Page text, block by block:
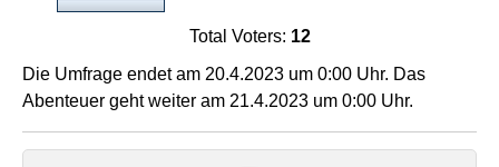
Total Voters: 12
Die Umfrage endet am 20.4.2023 um 0:00 Uhr. Das
Abenteuer geht weiter am 21.4.2023 um 0:00 Uhr.